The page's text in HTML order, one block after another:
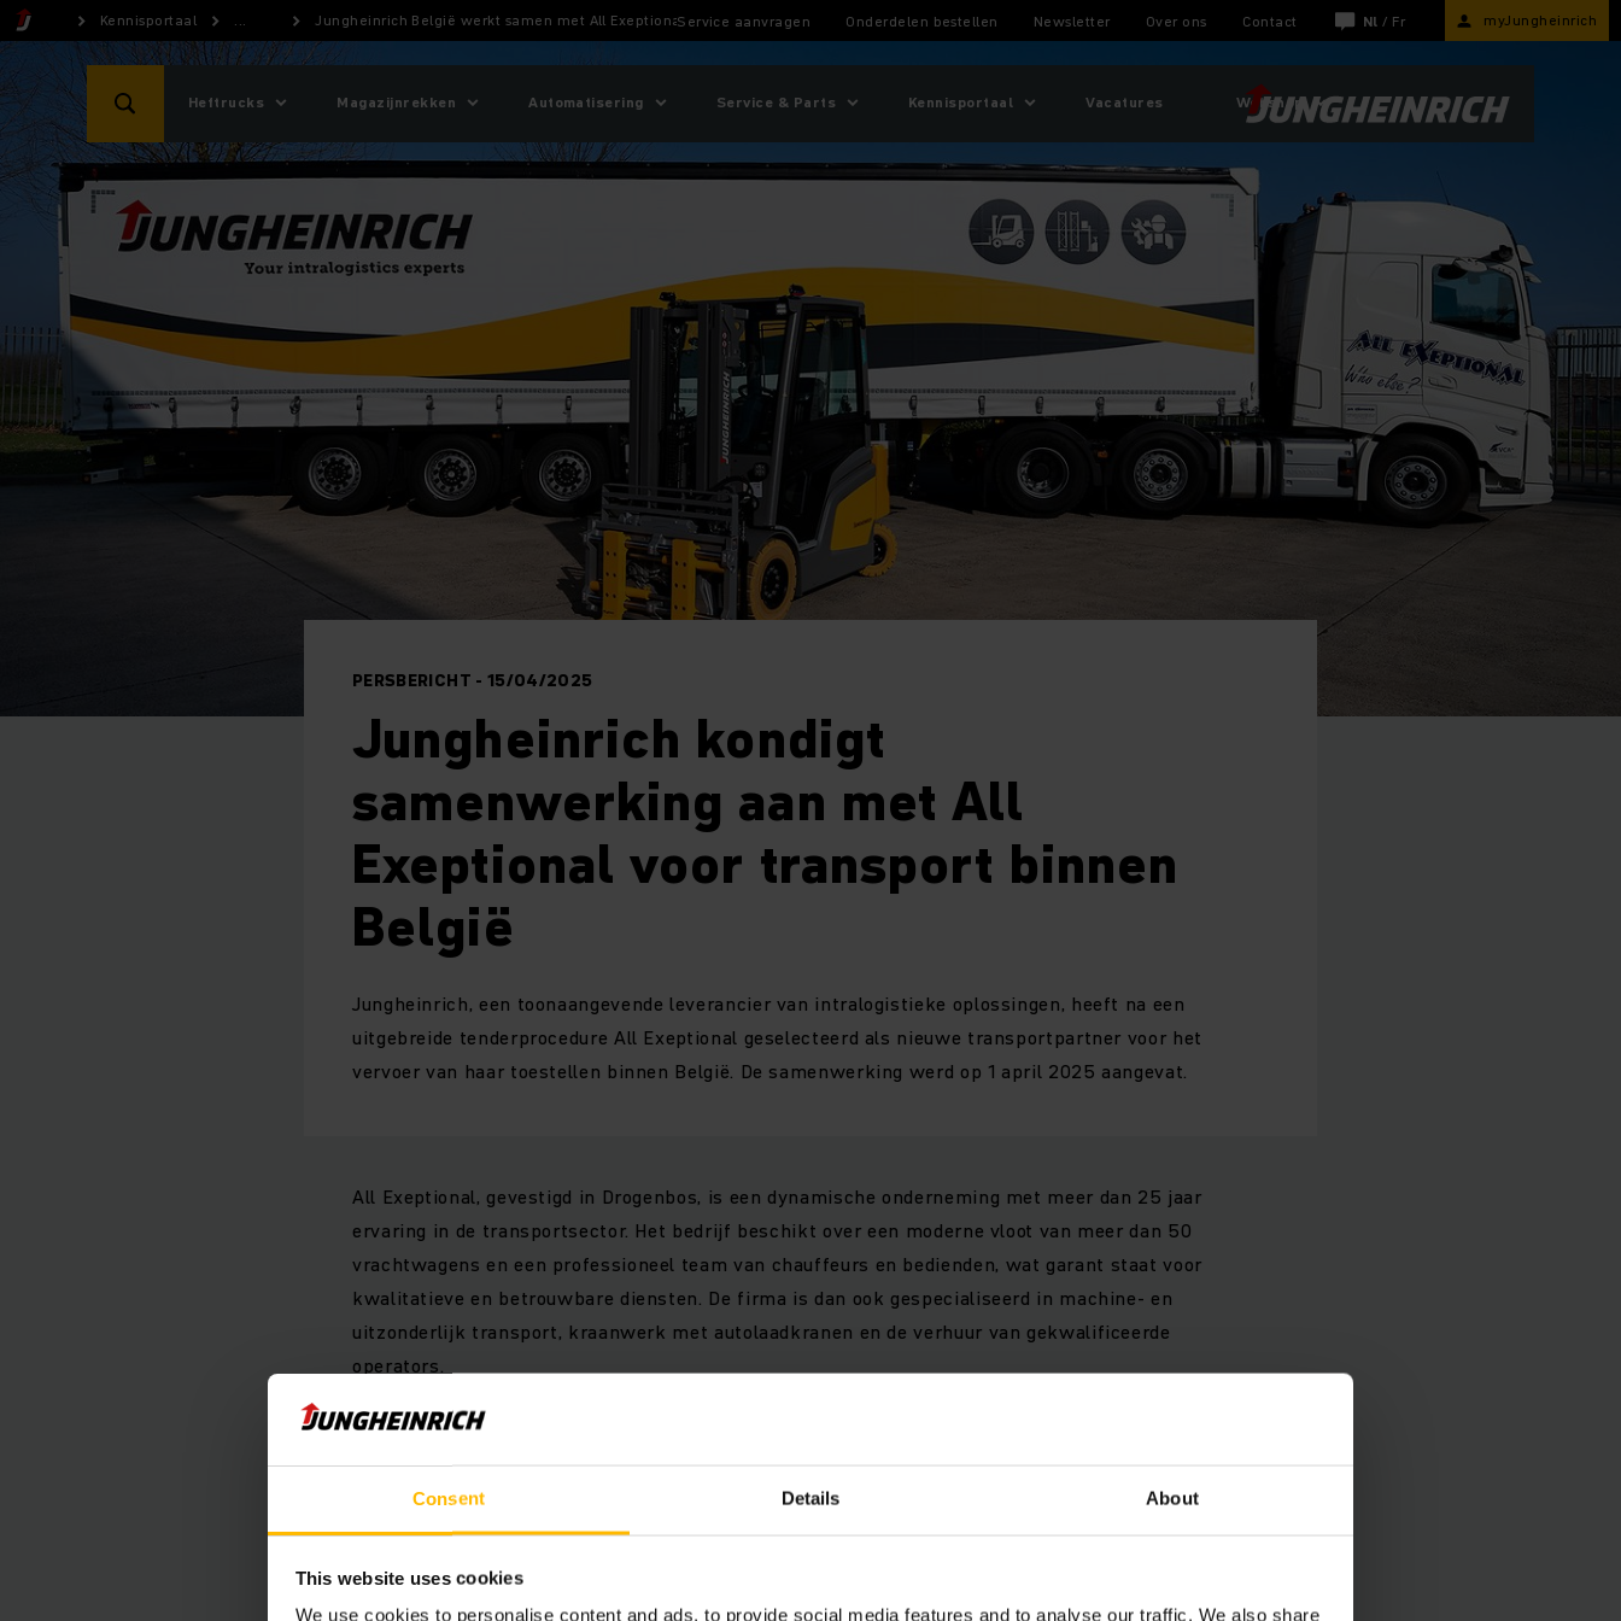
Consent Details About
This website uses cookies
We use cookies to personalise content and ads, to provide social media features and to analyse our traffic. We also share
Kennisportaal ... Jungheinrich België werkt samen met All ExeptionalService aanvragen Onderdelen bestellen Newsletter Over ons Contact Nl / Fr myJungheinrich
Heftrucks Magazijnrekken Automatisering Service & Parts Kennisportaal Vacatures Webshop
PERSBERICHT - 15/04/2025
Jungheinrich kondigt
samenwerking aan met All
Exeptional voor transport binnen
België
Jungheinrich, een toonaangevende leverancier van intralogistieke oplossingen, heeft na een
uitgebreide tenderprocedure All Exeptional geselecteerd als nieuwe transportpartner voor het
vervoer van haar toestellen binnen België. De samenwerking werd op 1 april 2025 aangevat.
All Exeptional, gevestigd in Drogenbos, is een dynamische onderneming met meer dan 25 jaar
ervaring in de transportsector. Het bedrijf beschikt over een moderne vloot van meer dan 50
vrachtwagens en een professioneel team van chauffeurs en bedienden, wat garant staat voor
kwalitatieve en betrouwbare diensten. De firma is dan ook gespecialiseerd in machine- en
uitzonderlijk transport, kraanwerk met autolaadkranen en de verhuur van gekwalificeerde
operators.
de expertise en flexibiliteit van All Exeptional. Tegelijkertijd breidt All Exeptional haar portfolio uit
met het transport van hoogwaardige intralogistieke apparatuur, wat bijdraagt aan hun groei en
diversificatie.